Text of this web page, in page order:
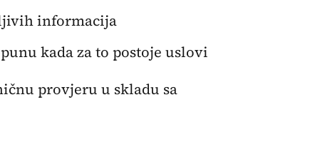
informacija
kada za to postoje uslovi
provjeru u skladu sa